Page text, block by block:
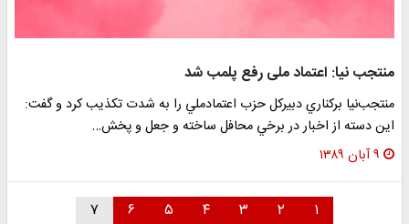
منتجب نیا: اعتماد ملی رفع پلمب شد
منتجب‌نيا بركناري دبيركل حزب اعتمادملي را به شدت تكذيب كرد و گفت:
اين دسته از اخبار در برخي محافل ساخته و جعل و پخش…
۹ آبان ۱۳۸۹
۱ ۲ ۳ ۴ ۵ ۶ ۷